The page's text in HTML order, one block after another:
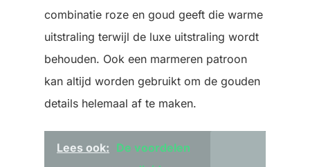
combinatie roze en goud geeft die warme
uitstraling terwijl de luxe uitstraling wordt
behouden. Ook een marmeren patroon
kan altijd worden gebruikt om de gouden
details helemaal af te maken.
Lees ook: De voordelen